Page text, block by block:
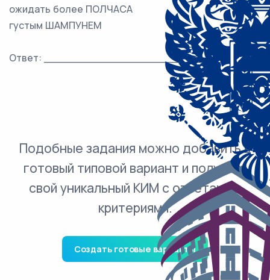
ожидать более ПОЛЧАСА
густым ШАМПУНЕМ
Ответ: ___________________________.
Подобные задания можно добавить в
готовый типовой вариант и получить
свой уникальный КИМ с ответами и
критериями.
Создать готовые варианты